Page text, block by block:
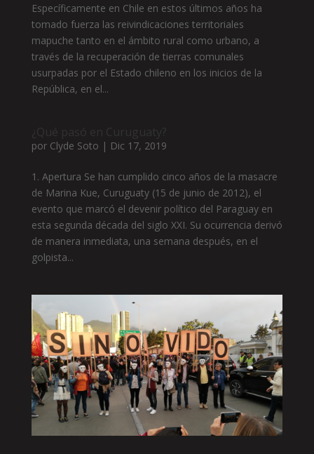
Específicamente en Chile en estos últimos años ha
tomado fuerza las reivindicaciones territoriales
mapuche tanto en el ámbito rural como urbano, a
través de la recuperación de tierras comunales
usurpadas por el Estado chileno en los inicios de la
República, en el...
¿Qué pasó en Curuguaty?
por Clyde Soto | Dic 17, 2019
1. Apertura Se han cumplido cinco años de la masacre
de Marina Kue, Curuguaty (15 de junio de 2012), el
evento que marcó el devenir político del Paraguay en
esta segunda década del siglo XXI. Su ocurrencia derivó
de manera inmediata, una semana después, en el
golpista...